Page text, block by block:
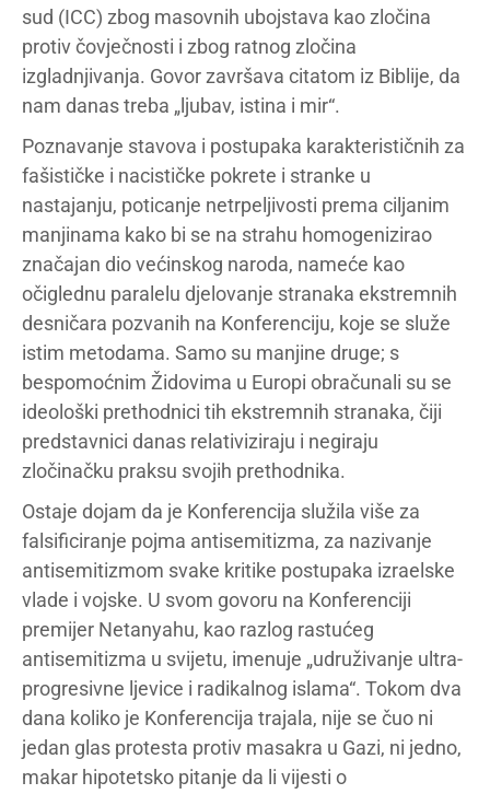
sud (ICC) zbog masovnih ubojstava kao zločina
protiv čovječnosti i zbog ratnog zločina
izgladnjivanja. Govor završava citatom iz Biblije, da
nam danas treba „ljubav, istina i mir“.
Poznavanje stavova i postupaka karakterističnih za
fašističke i nacističke pokrete i stranke u
nastajanju, poticanje netrpeljivosti prema ciljanim
manjinama kako bi se na strahu homogenizirao
značajan dio većinskog naroda, nameće kao
očiglednu paralelu djelovanje stranaka ekstremnih
desničara pozvanih na Konferenciju, koje se služe
istim metodama. Samo su manjine druge; s
bespomoćnim Židovima u Europi obračunali su se
ideološki prethodnici tih ekstremnih stranaka, čiji
predstavnici danas relativiziraju i negiraju
zločinačku praksu svojih prethodnika.
Ostaje dojam da je Konferencija služila više za
falsificiranje pojma antisemitizma, za nazivanje
antisemitizmom svake kritike postupaka izraelske
vlade i vojske. U svom govoru na Konferenciji
premijer Netanyahu, kao razlog rastućeg
antisemitizma u svijetu, imenuje „udruživanje ultra-
progresivne ljevice i radikalnog islama“. Tokom dva
dana koliko je Konferencija trajala, nije se čuo ni
jedan glas protesta protiv masakra u Gazi, ni jedno,
makar hipotetsko pitanje da li vijesti o